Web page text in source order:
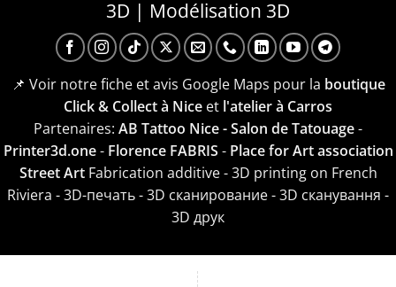
3D | Modélisation 3D
📌 Voir notre fiche et avis Google Maps pour la boutique
Click & Collect à Nice et l'atelier à Carros
Partenaires: AB Tattoo Nice - Salon de Tatouage-
Printer3d.one- Florence FABRIS - Place for Art association
Street ArtFabrication additive - 3D printing on French
Riviera - 3D-печать - 3D сканирование - 3D сканування -
3D друк